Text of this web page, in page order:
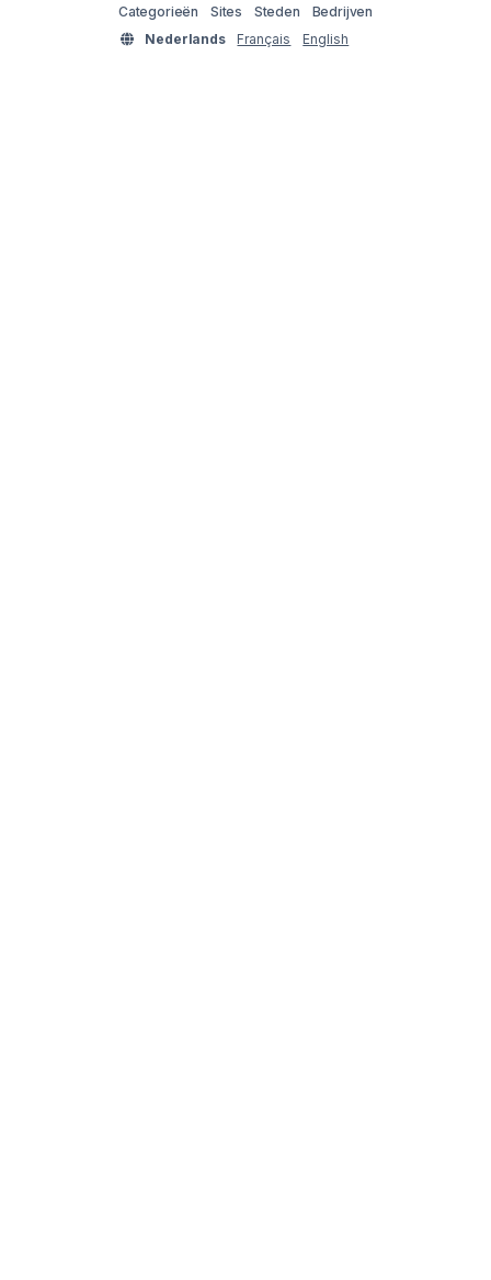
Categorieën
Sites Steden
Bedrijven
Nederlands
Français English